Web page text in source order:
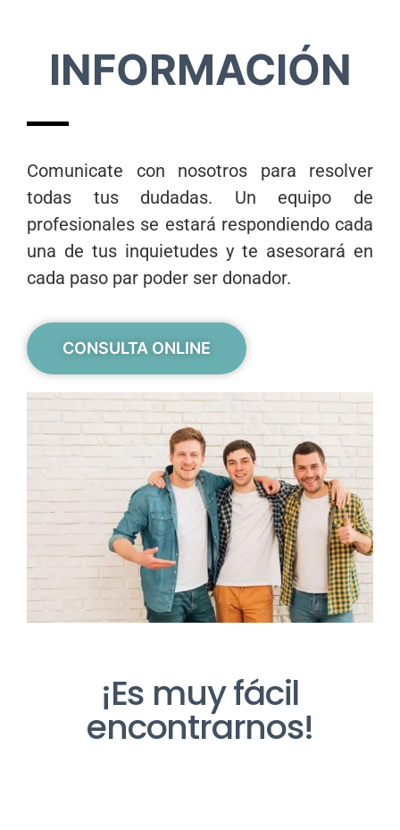
INFORMACIÓN
Comunicate con nosotros para resolver
todas tus dudadas. Un equipo de
profesionales se estará respondiendo cada
una de tus inquietudes y te asesorará en
cada paso par poder ser donador.
CONSULTA ONLINE
¡Es muy fácil
encontrarnos!